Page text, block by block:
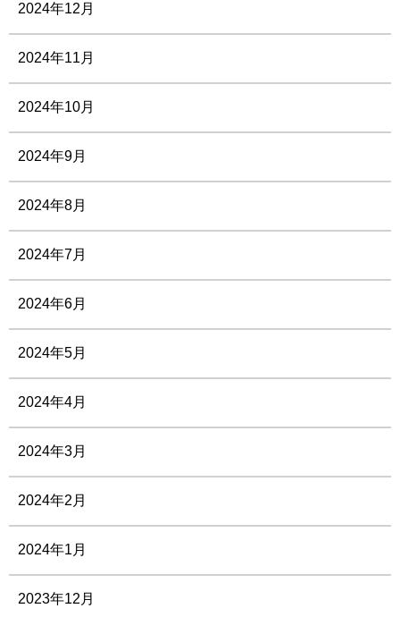
2024年12月
2024年11月
2024年10月
2024年9月
2024年8月
2024年7月
2024年6月
2024年5月
2024年4月
2024年3月
2024年2月
2024年1月
2023年12月